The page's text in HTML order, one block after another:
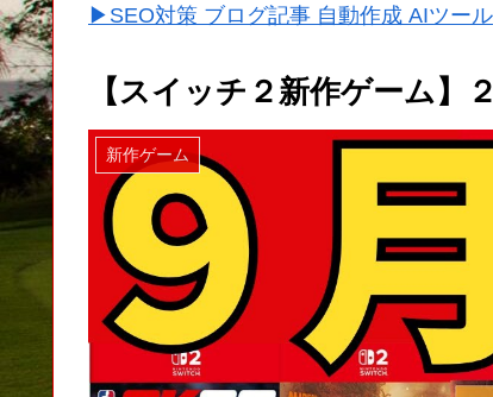
▶SEO対策 ブログ記事 自動作成 AIツール
【スイッチ２新作ゲーム】
新作ゲーム